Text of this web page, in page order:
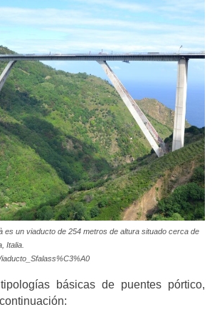
es un viaducto de 254 metros de altura situado cerca de
Italia.
básicas de puentes pórtico,